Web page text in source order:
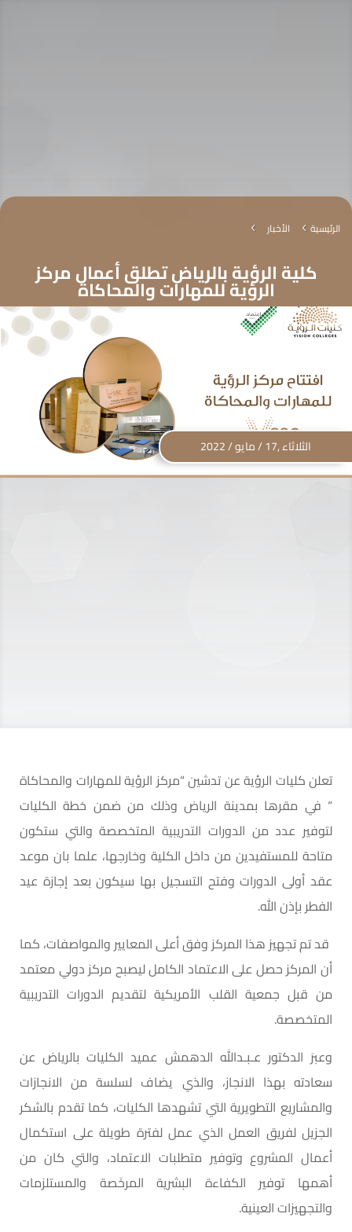
الرئيسية 4 الأخبار 4
كلية الرؤية بالرياض تطلق أعمال مركز
الرؤية للمهارات والمحاكاة
الثلاثاء ,17 / مايو / 2022
تعلن كليات الرؤية عن تدشين “مركز الرؤية للمهارات والمحاكاة
“ في مقرها بمدينة الرياض وذلك من ضمن خطة الكليات
لتوفير عدد من الدورات التدريبية المتخصصة والتي ستكون
متاحة للمستفيدين من داخل الكلية وخارجها، علما بان موعد
عقد أولى الدورات وفتح التسجيل بها سيكون بعد إجازة عيد
الفطر بإذن الله.
قد تم تجهيز هذا المركز وفق أعلى المعايير والمواصفات، كما
أن المركز حصل على الاعتماد الكامل ليصبح مركز دولي معتمد
من قبل جمعية القلب الأمريكية لتقديم الدورات التدريبية
المتخصصة.
وعبرَ الدكتور عـبـدالله الدهمش عميد الكليات بالرياض عن
سعادته بهذا الانجاز، والذي يضاف لسلسة من الانجازات
والمشاريع التطويرية التي تشهدها الكليات، كما تقدم بالشكر
الجزيل لفريق العمل الذي عمل لفترة طويلة على استكمال
أعمال المشروع وتوفير متطلبات الاعتماد، والتي كان من
أهمها توفير الكفاءة البشرية المرخَصة والمستلزمات
والتجهيزات العينية.